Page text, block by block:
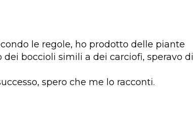
le regole, ho prodotto delle piante
boccioli simili a dei carciofi, speravo di
spero che me lo racconti.